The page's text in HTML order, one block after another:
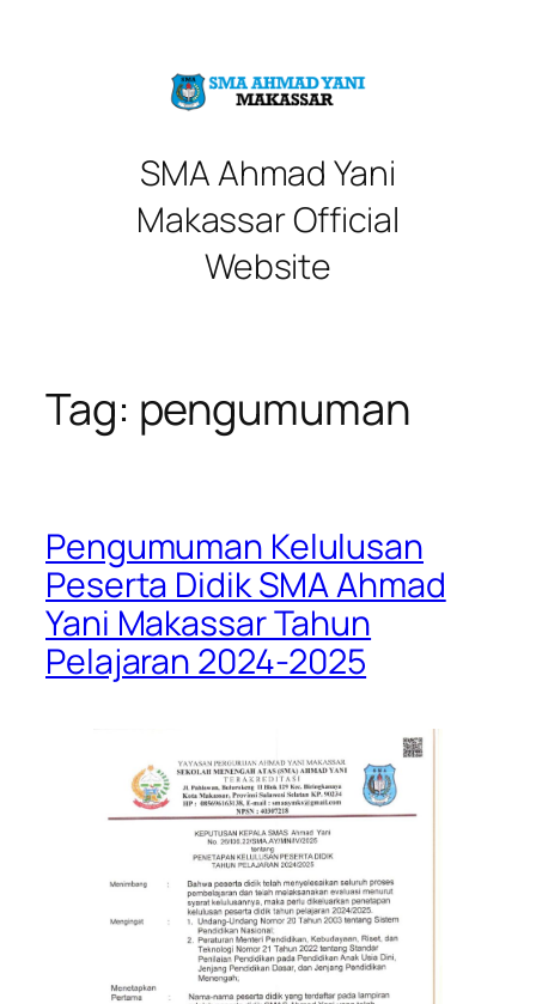
SMA Ahmad Yani
Makassar Official
Website
Tag: pengumuman
Pengumuman Kelulusan
Peserta Didik SMA Ahmad
Yani Makassar Tahun
Pelajaran 2024-2025